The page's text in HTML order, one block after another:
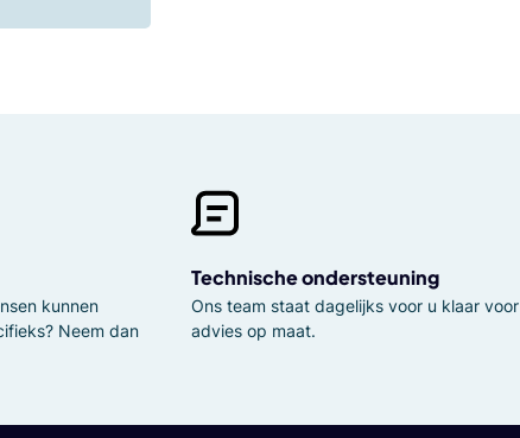
kunnen
Neem dan
Technische ondersteuning
Ons team staat dagelijks voor u klaar voor
advies op maat.